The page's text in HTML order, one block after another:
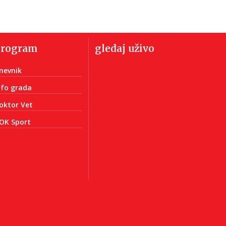
grada
Vet
Sport
gledaj uživo